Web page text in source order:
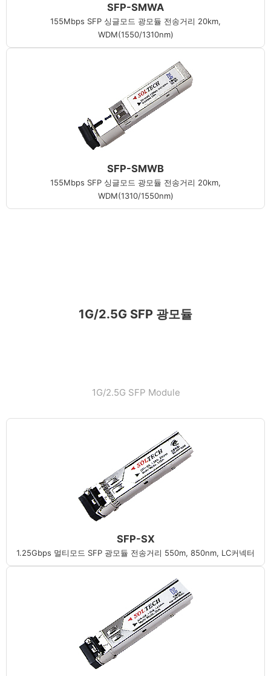
SFP-SMWA
155Mbps SFP 싱글모드 광모듈 전송거리 20km,
WDM(1550/1310nm)
SFP-SMWB
155Mbps SFP 싱글모드 광모듈 전송거리 20km,
WDM(1310/1550nm)
1G/2.5G SFP 광모듈
1G/2.5G SFP Module
SFP-SX
1.25Gbps 멀티모드 SFP 광모듈 전송거리 550m, 850nm, LC커넥터